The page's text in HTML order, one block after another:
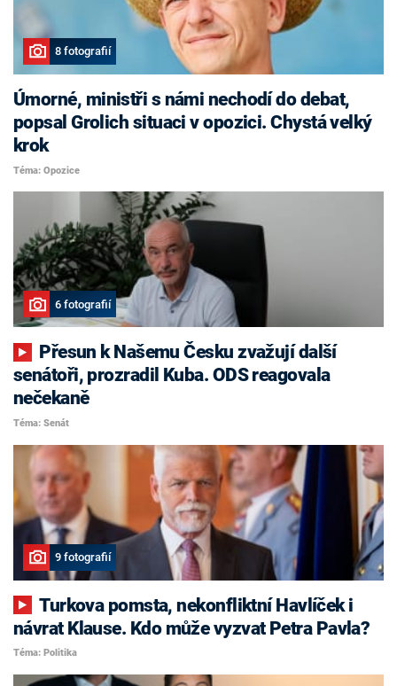
8 fotografií
Úmorné, ministři s námi nechodí do debat,
popsal Grolich situaci v opozici. Chystá velký
krok
Téma: Opozice
6 fotografií
senátoři, prozradil Kuba. ODS reagovala
nečekaně
Téma: Senát
9 fotografií
Turkova pomsta, nekonfliktní Havlíček i
návrat Klause. Kdo může vyzvat Petra Pavla?
Téma: Politika